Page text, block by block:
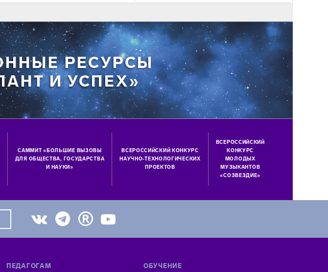
САММИТ «БОЛЬШИЕ ВЫЗОВЫ
ДЛЯ ОБЩЕСТВА, ГОСУДАРСТВА
И НАУКИ»
ВСЕРОССИЙСКИЙ КОНКУРС
НАУЧНО-ТЕХНОЛОГИЧЕСКИХ
ПРОЕКТОВ
ВСЕРОССИЙСКИЙ
КОНКУРС
МОЛОДЫХ
МУЗЫКАНТОВ
«СОЗВЕЗДИЕ»
ПЕДАГОГАМ ОБУЧЕНИЕ